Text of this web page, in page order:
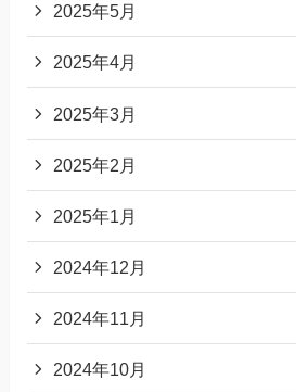
2025年5月
2025年4月
2025年3月
2025年2月
2025年1月
2024年12月
2024年11月
2024年10月